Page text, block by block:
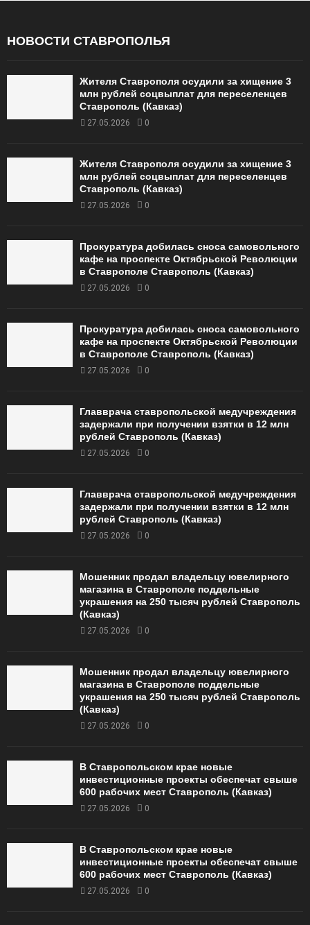
НОВОСТИ СТАВРОПОЛЬЯ
Жителя Ставрополя осудили за хищение 3
млн рублей соцвыплат для переселенцев
Ставрополь (Кавказ)
27.05.2026 0
Жителя Ставрополя осудили за хищение 3
млн рублей соцвыплат для переселенцев
Ставрополь (Кавказ)
27.05.2026 0
Прокуратура добилась сноса самовольного
кафе на проспекте Октябрьской Революции
в Ставрополе Ставрополь (Кавказ)
27.05.2026 0
Прокуратура добилась сноса самовольного
кафе на проспекте Октябрьской Революции
в Ставрополе Ставрополь (Кавказ)
27.05.2026 0
Главврача ставропольской медучреждения
задержали при получении взятки в 12 млн
рублей Ставрополь (Кавказ)
27.05.2026 0
Главврача ставропольской медучреждения
задержали при получении взятки в 12 млн
рублей Ставрополь (Кавказ)
27.05.2026 0
Мошенник продал владельцу ювелирного
магазина в Ставрополе поддельные
украшения на 250 тысяч рублей Ставрополь
(Кавказ)
27.05.2026 0
Мошенник продал владельцу ювелирного
магазина в Ставрополе поддельные
украшения на 250 тысяч рублей Ставрополь
(Кавказ)
27.05.2026 0
В Ставропольском крае новые
инвестиционные проекты обеспечат свыше
600 рабочих мест Ставрополь (Кавказ)
27.05.2026 0
В Ставропольском крае новые
инвестиционные проекты обеспечат свыше
600 рабочих мест Ставрополь (Кавказ)
27.05.2026 0